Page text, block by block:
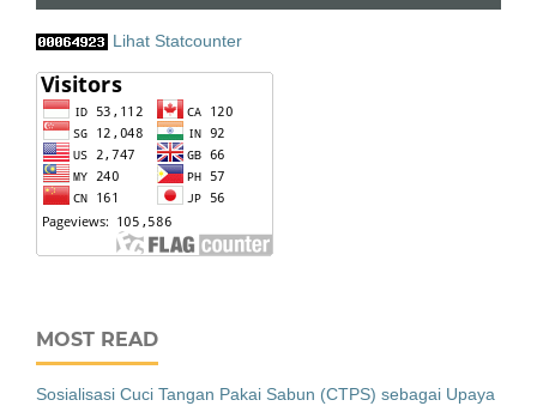
Lihat Statcounter
MOST READ
Sosialisasi Cuci Tangan Pakai Sabun (CTPS) sebagai Upaya